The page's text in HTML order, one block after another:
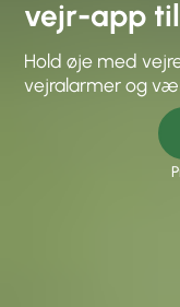
vejr-app
Hold øje med
vejralarmer og